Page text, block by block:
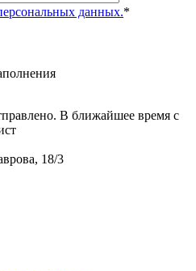
данных.*
В ближайшее время с
18/3